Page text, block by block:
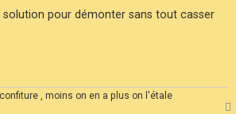
solution pour démonter sans tout casser
, moins on en a plus on l'étale